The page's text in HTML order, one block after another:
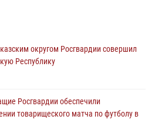
школы
в Калуге
округом Росгвардии совершил
Республику
Росгвардии обеспечили
товарищеского матча по футболу в